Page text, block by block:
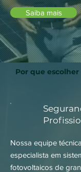
Saiba mais
Por que
Nossa equipe
especialista em
fotovoltaicos de